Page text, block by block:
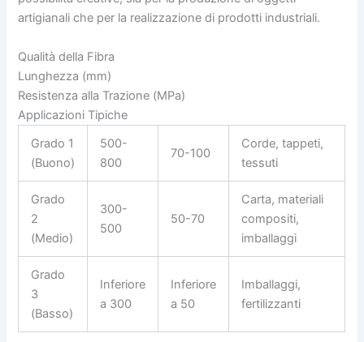
artigianali che per la realizzazione di prodotti industriali.
Qualità della Fibra
Lunghezza (mm)
Resistenza alla Trazione (MPa)
Applicazioni Tipiche
Grado 1
(Buono)
500-
800
70-100
Corde, tappeti,
tessuti
Grado
2
(Medio)
300-
500
50-70
Carta, materiali
compositi,
imballaggi
Grado
3
(Basso)
Inferiore
a 300
Inferiore
a 50
Imballaggi,
fertilizzanti